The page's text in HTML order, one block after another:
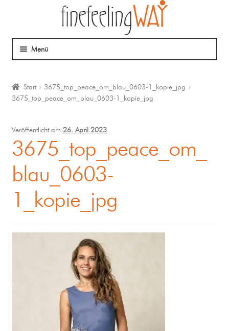
Menü
Mein Angebot
Coaching
Klangmassage
Start
3675_top_peace_om_blau_0603-1_kopie_jpg
3675_top_peace_om_blau_0603-1_kopie_jpg
Veröffentlicht am 26. April 2023
3675_top_peace_om_
blau_0603-
1_kopie_jpg